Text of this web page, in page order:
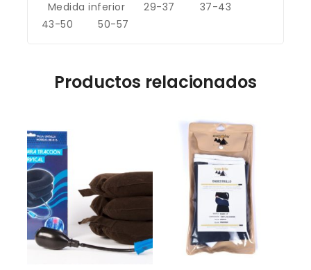
Medida inferior 29-37 37-43
43-50 50-57
Productos relacionados